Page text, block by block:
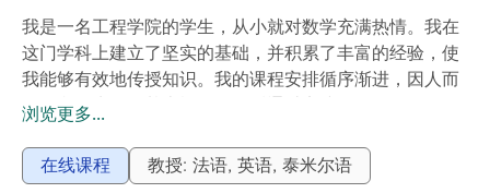
我是一名工程学院的学生，从小就对数学充满热情。我在
这门学科上建立了坚实的基础，并积累了丰富的经验，使
我能够有效地传授知识。我的课程安排循序渐进，因人而
异：我们先复习基本概念，然后通过实践练习巩固你的理
使概念更易理解。通过我的课程，学生们将提高数学理解
力，增强自信心，能够解决各种问题，成功完成作业和考
浏览更多...
在线课程 教授: 法语, 英语, 泰米尔语